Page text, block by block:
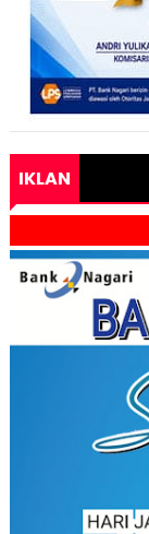
IKLAN